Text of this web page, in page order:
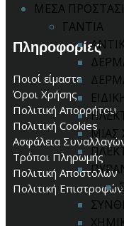
ΜΕΣΑ
ΓΑΝΤΙΑ
ΜΙΑΣ
Πληροφορίες
Ποιοί είμαστε
Όροι Χρήσης
Πολιτική Απορρήτου
Πολιτική Cookies
Ασφάλεια
Τρόποι Πληρωμής
Πολιτική Αποστολών
Πολιτική Επιστροφών